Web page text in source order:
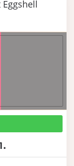
Eggshell